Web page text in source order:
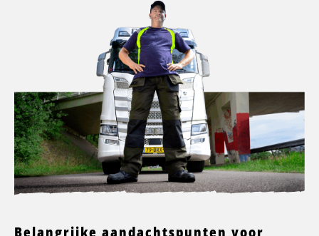
Belangrijke aandachtspunten voor